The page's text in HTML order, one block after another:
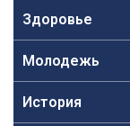
Здоровье
Молодежь
История